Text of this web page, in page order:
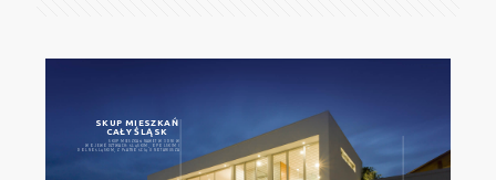
SKUP MIESZKAŃ
CAŁY ŚLĄSK
SKUP MIESZKAŃ NAWET W 3 DNI W
WOJEWÓDZTWACH: ŚLĄSKIM, OPOLSKIM I
DOLNOŚLĄSKIM, Z PŁATNOŚCIĄ U NOTARIUSZA